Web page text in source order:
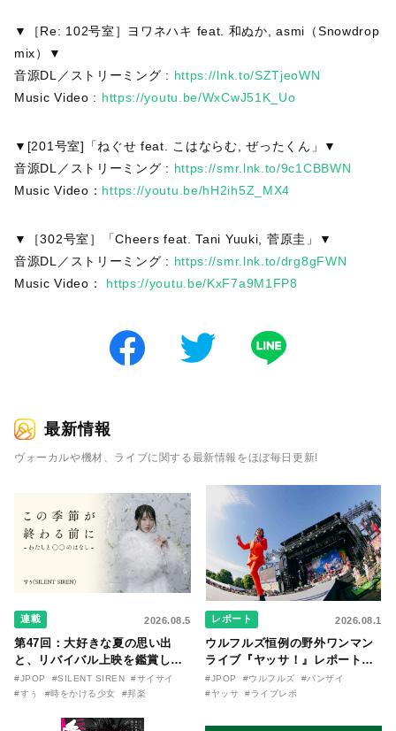
▼［Re: 102号室］ヨワネハキ feat. 和ぬか, asmi（Snowdrop
mix）▼
音源DL／ストリーミング : https://lnk.to/SZTjeoWN
Music Video : https://youtu.be/WxCwJ51K_Uo
▼[201号室]「ねぐせ feat. こはならむ, ぜったくん」▼
音源DL／ストリーミング : https://smr.lnk.to/9c1CBBWN
Music Video： https://youtu.be/hH2ih5Z_MX4
▼［302号室］「Cheers feat. Tani Yuuki, 菅原圭」▼
音源DL／ストリーミング : https://smr.lnk.to/drg8gFWN
Music Video： https://youtu.be/KxF7a9M1FP8
最新情報
ヴォーカルや機材、ライブに関する最新情報をほぼ毎日更新!
連載 2026.08.5
第47回：大好きな夏の思い出
と、リバイバル上映を鑑賞した
『時をかける少女』のおはなし
〜SILENT SIREN・すぅ『この
〇のはなし〜』
#JPOP #SILENT SIREN
#サイサイ
#すぅ
#時をかける少女 #邦楽
レポート 2026.08.1
ウルフルズ恒例の野外ワンマン
ライブ『ヤッサ！』レポート！
リリースから30年を迎えたアル
バム『バンザイ』完全再現に、
た日。
#JPOP #ウルフルズ
#バンザイ
#ヤッサ
#ライブレポ